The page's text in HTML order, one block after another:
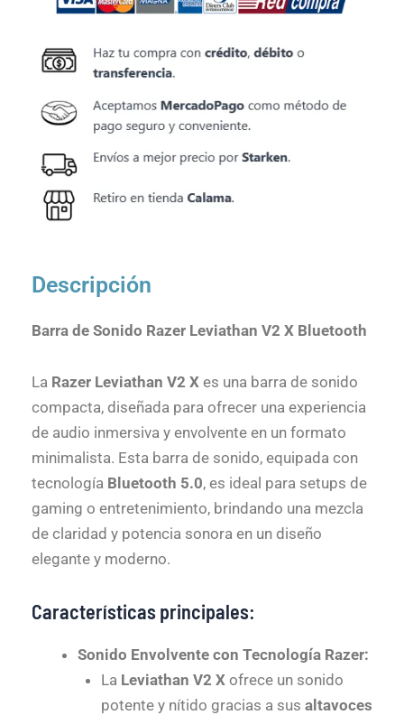
Descripción
Barra de Sonido Razer Leviathan V2 X Bluetooth
La Razer Leviathan V2 X es una barra de sonido
compacta, diseñada para ofrecer una experiencia
de audio inmersiva y envolvente en un formato
minimalista. Esta barra de sonido, equipada con
tecnología Bluetooth 5.0, es ideal para setups de
gaming o entretenimiento, brindando una mezcla
de claridad y potencia sonora en un diseño
elegante y moderno.
Características principales:
Sonido Envolvente con Tecnología Razer:
La Leviathan V2 Xofrece un sonido
potente y nítido gracias a sus altavoces